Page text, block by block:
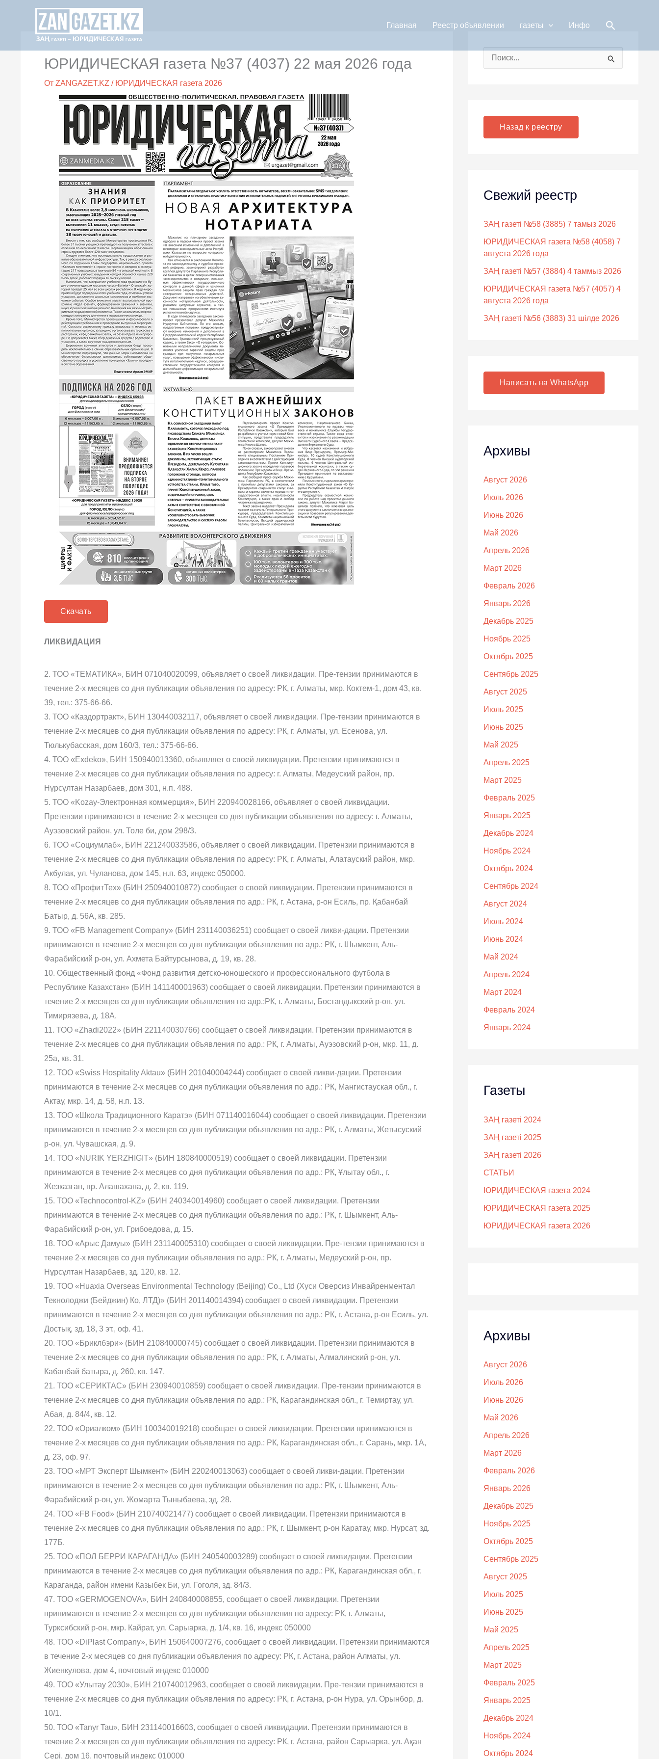
содержимому
Главная Реестр объявлении газеты Инфо Поиск
ЮРИДИЧЕСКАЯ газета №37 (4037) 22 мая 2026 года
От ZANGAZET.KZ / ЮРИДИЧЕСКАЯ газета 2026
Скачать
ЛИКВИДАЦИЯ
2. ТОО «ТЕМАТИКА», БИН 071040020099, объявляет о своей ликвидации. Пре-тензии принимаются в
течение 2-х месяцев со дня публикации объявления по адресу: РК, г. Алматы, мкр. Коктем-1, дом 43, кв.
39, тел.: 375-66-66.
3. ТОО «Каздортракт», БИН 130440032117, объявляет о своей ликвидации. Пре-тензии принимаются в
течение 2-х месяцев со дня публикации объявления по адресу: РК, г. Алматы, ул. Есенова, ул.
Тюлькубасская, дом 160/3, тел.: 375-66-66.
4. ТОО «Exdeko», БИН 150940013360, объявляет о своей ликвидации. Претензии принимаются в
течение 2-х месяцев со дня публикации объявления по адресу: г. Алматы, Медеуский район, пр.
Нұрсұлтан Назарбаев, дом 301, н.п. 488.
5. ТОО «Kozay-Электронная коммерция», БИН 220940028166, объявляет о своей ликвидации.
Претензии принимаются в течение 2-х месяцев со дня публикации объявления по адресу: г. Алматы,
Ауэзовский район, ул. Толе би, дом 298/3.
6. ТОО «Социумлаб», БИН 221240033586, объявляет о своей ликвидации. Претензии принимаются в
течение 2-х месяцев со дня публикации объявления по адресу: РК, г. Алматы, Алатауский район, мкр.
Акбулак, ул. Чуланова, дом 145, н.п. 63, индекс 050000.
8. ТОО «ПрофитТех» (БИН 250940010872) сообщает о своей ликвидации. Претензии принимаются в
течение 2-х месяцев со дня публикации объявления по адр.: РК, г. Астана, р-он Есиль, пр. Қабанбай
Батыр, д. 56А, кв. 285.
9. ТОО «FB Management Company» (БИН 231140036251) сообщает о своей ликви-дации. Претензии
принимаются в течение 2-х месяцев со дня публикации объявления по адр.: РК, г. Шымкент, Аль-
Фарабийский р-он, ул. Ахмета Байтурсынова, д. 19, кв. 28.
10. Общественный фонд «Фонд развития детско-юношеского и профессионального футбола в
Республике Казахстан» (БИН 141140001963) сообщает о своей ликвидации. Претензии принимаются в
течение 2-х месяцев со дня публикации объявления по адр.:РК, г. Алматы, Бостандыкский р-он, ул.
Тимирязева, д. 18А.
11. ТОО «Zhadi2022» (БИН 221140030766) сообщает о своей ликвидации. Претензии принимаются в
течение 2-х месяцев со дня публикации объявления по адр.: РК, г. Алматы, Ауэзовский р-он, мкр. 11, д.
25а, кв. 31.
12. ТОО «Swiss Hospitality Aktau» (БИН 201040004244) сообщает о своей ликви-дации. Претензии
принимаются в течение 2-х месяцев со дня публикации объявления по адр.: РК, Мангистауская обл., г.
Актау, мкр. 14, д. 58, н.п. 13.
13. ТОО «Школа Традиционного Каратэ» (БИН 071140016044) сообщает о своей ликвидации. Претензии
принимаются в течение 2-х месяцев со дня публикации объявления по адр.: РК, г. Алматы, Жетысуский
р-он, ул. Чувашская, д. 9.
14. ТОО «NURIK YERZHIGIT» (БИН 180840000519) сообщает о своей ликвидации. Претензии
принимаются в течение 2-х месяцев со дня публикации объявления по адр.: РК, Ұлытау обл., г.
Жезказган, пр. Алашахана, д. 2, кв. 119.
15. ТОО «Technocontrol-KZ» (БИН 240340014960) сообщает о своей ликвидации. Претензии
принимаются в течение 2-х месяцев со дня публикации объявления по адр.: РК, г. Шымкент, Аль-
Фарабийский р-он, ул. Грибоедова, д. 15.
18. ТОО «Арыс Дамуы» (БИН 231140005310) сообщает о своей ликвидации. Пре-тензии принимаются в
течение 2-х месяцев со дня публикации объявления по адр.: РК, г. Алматы, Медеуский р-он, пр.
Нұрсұлтан Назарбаев, зд. 120, кв. 12.
19. ТОО «Huaxia Overseas Environmental Technology (Beijing) Co., Ltd (Хуси Оверсиз Инвайренментал
Текнолоджи (Бейджин) Ко, ЛТД)» (БИН 201140014394) сообщает о своей ликвидации. Претензии
принимаются в течение 2-х месяцев со дня публикации объявления по адр.: РК, г. Астана, р-он Есиль, ул.
Достық, зд. 18, 3 эт., оф. 41.
20. ТОО «Бриклбэри» (БИН 210840000745) сообщает о своей ликвидации. Претензии принимаются в
течение 2-х месяцев со дня публикации объявления по адр.: РК, г. Алматы, Алмалинский р-он, ул.
Кабанбай батыра, д. 260, кв. 147.
21. ТОО «СЕРИКТАС» (БИН 230940010859) сообщает о своей ликвидации. Пре-тензии принимаются в
течение 2-х месяцев со дня публикации объявления по адр.: РК, Карагандинская обл., г. Темиртау, ул.
Абая, д. 84/4, кв. 12.
22. ТОО «Ориалком» (БИН 100340019218) сообщает о своей ликвидации. Претензии принимаются в
течение 2-х месяцев со дня публикации объявления по адр.: РК, Карагандинская обл., г. Сарань, мкр. 1А,
д. 23, оф. 97.
23. ТОО «МРТ Эксперт Шымкент» (БИН 220240013063) сообщает о своей ликви-дации. Претензии
принимаются в течение 2-х месяцев со дня публикации объявления по адр.: РК, г. Шымкент, Аль-
Фарабийский р-он, ул. Жомарта Тыныбаева, зд. 28.
24. ТОО «FB Food» (БИН 210740021477) сообщает о своей ликвидации. Претензии принимаются в
течение 2-х месяцев со дня публикации объявления по адр.: РК, г. Шымкент, р-он Каратау, мкр. Нурсат, зд.
177Б.
25. ТОО «ПОЛ БЕРРИ КАРАГАНДА» (БИН 240540003289) сообщает о своей ликвидации. Претензии
принимаются в течение 2-х месяцев со дня публикации объявления по адр.: РК, Карагандинская обл., г.
Караганда, район имени Казыбек Би, ул. Гоголя, зд. 84/3.
47. ТОО «GERMOGENOVA», БИН 240840008855, сообщает о своей ликвидации. Претензии
принимаются в течение 2-х месяцев со дня публикации объявления по адресу: РК, г. Алматы,
Турксибский р-он, мкр. Кайрат, ул. Сарыарка, д. 1/4, кв. 16, индекс 050000
48. ТОО «DiPlast Company», БИН 150640007276, сообщает о своей ликвидации. Претензии принимаются
в течение 2-х месяцев со дня публикации объявления по адресу: РК, г. Астана, район Алматы, ул.
Жиенкулова, дом 4, почтовый индекс 010000
49. ТОО «Улытау 2030», БИН 210740012963, сообщает о своей ликвидации. Пре-тензии принимаются в
течение 2-х месяцев со дня публикации объявления по адресу: РК, г. Астана, р-он Нура, ул. Орынбор, д.
10/1.
50. ТОО «Tanyr Tau», БИН 231140016603, сообщает о своей ликвидации. Претензии принимаются в
течение 2-х месяцев со дня публикации объявления по адресу: РК, г. Астана, район Сарыарка, ул. Ақан
Сері, дом 16, почтовый индекс 010000
:
Назад к реестру
Свежий реестр
ЗАҢ газеті №58 (3885) 7 тамыз 2026
ЮРИДИЧЕСКАЯ газета №58 (4058) 7
августа 2026 года
ЗАҢ газеті №57 (3884) 4 таммыз 2026
ЮРИДИЧЕСКАЯ газета №57 (4057) 4
августа 2026 года
ЗАҢ газеті №56 (3883) 31 шілде 2026
Написать на WhatsApp
Архивы
Август 2026
Июль 2026
Июнь 2026
Май 2026
Апрель 2026
Март 2026
Февраль 2026
Январь 2026
Декабрь 2025
Ноябрь 2025
Октябрь 2025
Сентябрь 2025
Август 2025
Июль 2025
Июнь 2025
Май 2025
Апрель 2025
Март 2025
Февраль 2025
Январь 2025
Декабрь 2024
Ноябрь 2024
Октябрь 2024
Сентябрь 2024
Август 2024
Июль 2024
Июнь 2024
Май 2024
Апрель 2024
Март 2024
Февраль 2024
Январь 2024
Газеты
ЗАҢ газеті 2024
ЗАҢ газеті 2025
ЗАҢ газеті 2026
СТАТЬИ
ЮРИДИЧЕСКАЯ газета 2024
ЮРИДИЧЕСКАЯ газета 2025
ЮРИДИЧЕСКАЯ газета 2026
Архивы
Август 2026
Июль 2026
Июнь 2026
Май 2026
Апрель 2026
Март 2026
Февраль 2026
Январь 2026
Декабрь 2025
Ноябрь 2025
Октябрь 2025
Сентябрь 2025
Август 2025
Июль 2025
Июнь 2025
Май 2025
Апрель 2025
Март 2025
Февраль 2025
Январь 2025
Декабрь 2024
Ноябрь 2024
Октябрь 2024